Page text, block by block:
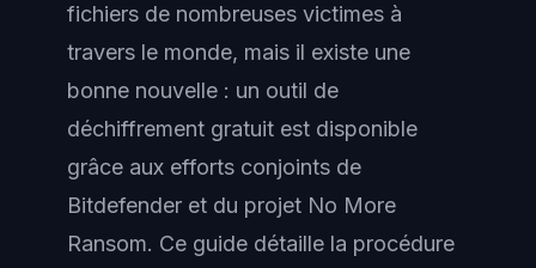
fichiers de nombreuses victimes à
travers le monde, mais il existe une
bonne nouvelle : un outil de
déchiffrement gratuit est disponible
grâce aux efforts conjoints de
Bitdefender et du projet No More
Ransom. Ce guide détaille la procédure